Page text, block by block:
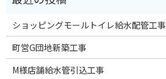
ショッピングモールトイレ給水配管工事
町営G団地新築工事
M様店舗給水管引込工事